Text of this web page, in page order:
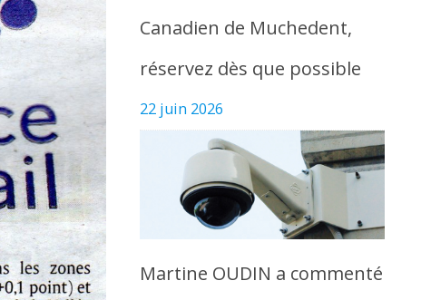
Canadien de Muchedent,
réservez dès que possible
22 juin 2026
Martine OUDIN a commenté